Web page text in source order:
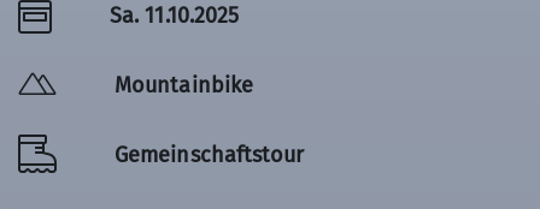
Sa. 11.10.2025
Mountainbike
Gemeinschaftstour